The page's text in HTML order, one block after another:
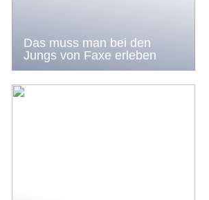
Das muss man bei den
Jungs von Faxe erleben